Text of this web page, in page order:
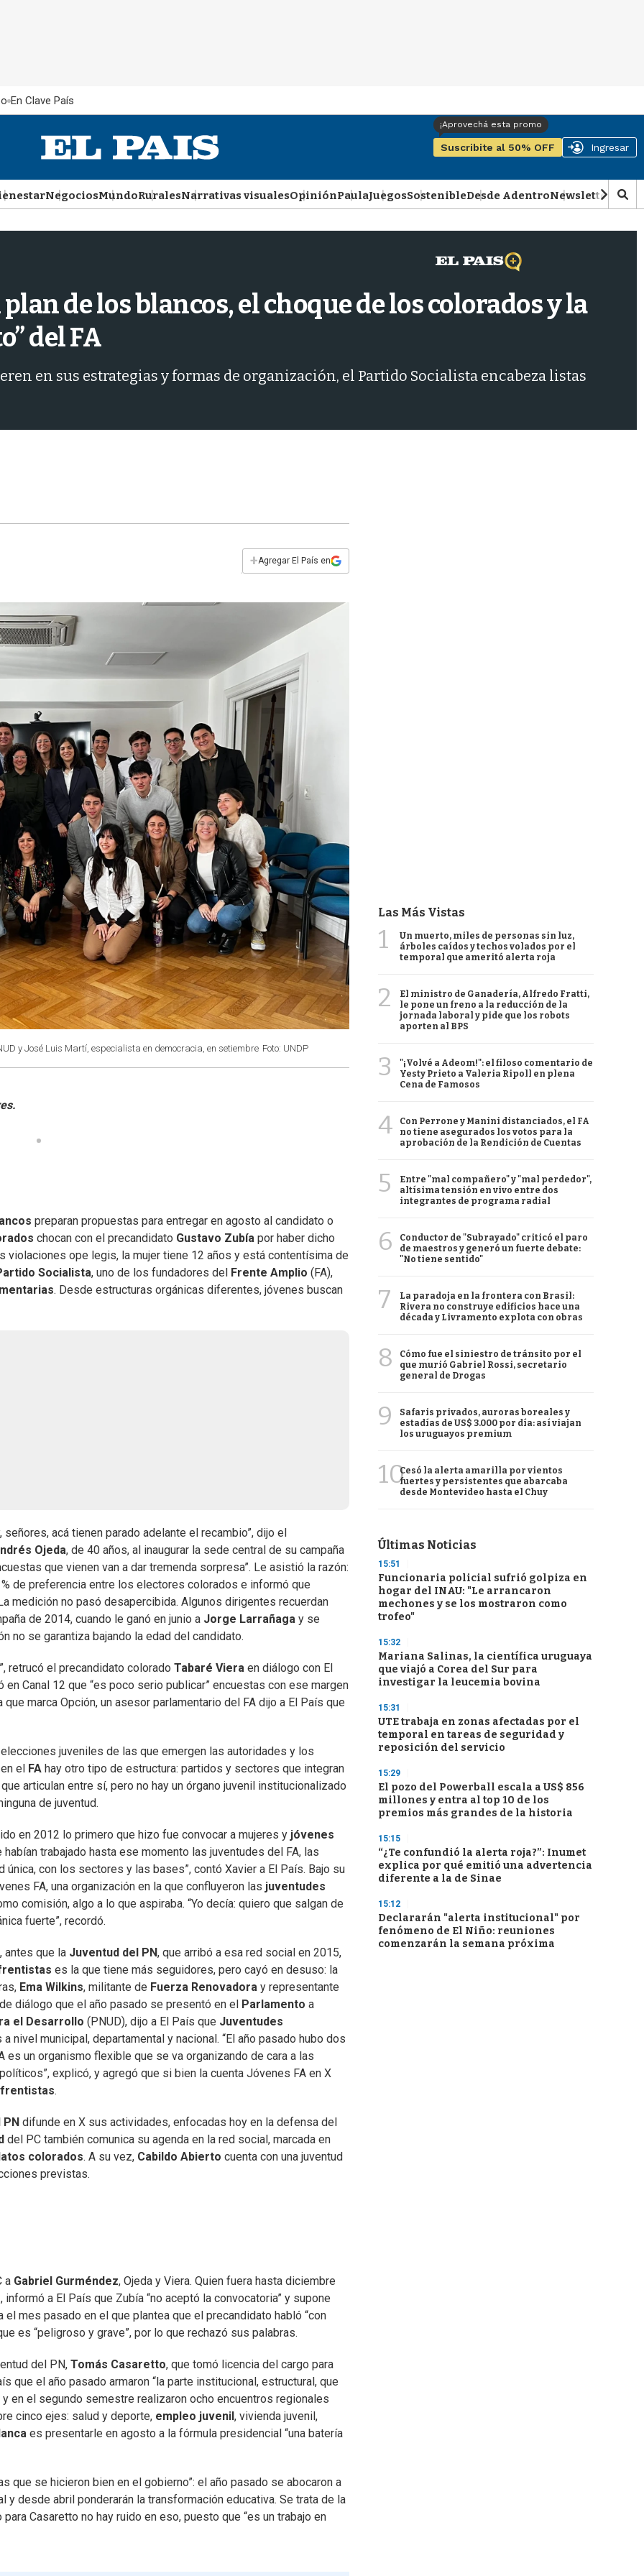
En Clave País
Suscribite al 50% OFF Ingresar
NegociosMundoRuralesNarrativas visualesOpiniónPaulaJuegosSostenibleDesde AdentroNewsletter
M
o
s
de los blancos, el choque de los colorados y la
del FA
en sus estrategias y formas de organización, el Partido Socialista encabeza listas
+Agregar El País en
y José Luis Martí, especialista en democracia, en setiembre Foto: UNDP
preparan propuestas para entregar en agosto al candidato o
chocan con el precandidato Gustavo Zubía por haber dicho
violaciones ope legis, la mujer tiene 12 años y está contentísima de
Socialista, uno de los fundadores del Frente Amplio (FA),
. Desde estructuras orgánicas diferentes, jóvenes buscan
acá tienen parado adelante el recambio”, dijo el
Ojeda, de 40 años, al inaugurar la sede central de su campaña
que vienen van a dar tremenda sorpresa”. Le asistió la razón:
de preferencia entre los electores colorados e informó que
medición no pasó desapercibida. Algunos dirigentes recuerdan
de 2014, cuando le ganó en junio a Jorge Larrañaga y se
no se garantiza bajando la edad del candidato.
retrucó el precandidato colorado Tabaré Viera en diálogo con El
en Canal 12 que “es poco serio publicar” encuestas con ese margen
marca Opción, un asesor parlamentario del FA dijo a El País que
juveniles de las que emergen las autoridades y los
el
FA hay otro tipo de estructura: partidos y sectores que integran
articulan entre sí, pero no hay un órgano juvenil institucionalizado
de juventud.
en 2012 lo primero que hizo fue convocar a mujeres y jóvenes
trabajado hasta ese momento las juventudes del FA, las
con los sectores y las bases”, contó Xavier a El País. Bajo su
FA, una organización en la que confluyeron las juventudes
comisión, algo a lo que aspiraba. “Yo decía: quiero que salgan de
fuerte”, recordó.
antes que la Juventud del PN, que arribó a esa red social en 2015,
es la que tiene más seguidores, pero cayó en desuso: la
Ema Wilkins, militante de Fuerza Renovadora y representante
diálogo que el año pasado se presentó en el
Parlamento a
el Desarrollo (PNUD), dijo a El País que Juventudes
nivel municipal, departamental y nacional. “El año pasado hubo dos
es un organismo flexible que se va organizando de cara a las
explicó, y agregó que si bien la cuenta Jóvenes FA en X
.
difunde en X sus actividades, enfocadas hoy en la defensa del
del PC también comunica su agenda en la red social, marcada en
colorados. A su vez, Cabildo Abierto cuenta con una juventud
previstas.
a Gabriel Gurméndez, Ojeda y Viera. Quien fuera hasta diciembre
, informó a El País que Zubía “no aceptó la convocatoria” y supone
mes pasado en el que plantea que el precandidato habló “con
es “peligroso y grave”, por lo que rechazó sus palabras.
del PN, Tomás Casaretto, que tomó licencia del cargo para
que el año pasado armaron “la parte institucional, estructural, que
en el segundo semestre realizaron ocho encuentros regionales
cinco ejes: salud y deporte, empleo juvenil , vivienda juvenil,
es presentarle en agosto a la fórmula presidencial “una batería
que se hicieron bien en el gobierno”: el año pasado se abocaron a
desde abril ponderarán la transformación educativa. Se trata de la
Casaretto no hay ruido en eso, puesto que “es un trabajo en
Las Más Vistas
1
Un muerto, miles de personas sin luz,
árboles caídos y techos volados por el
temporal que ameritó alerta roja
2
El ministro de Ganadería, Alfredo Fratti,
le pone un freno a la reducción de la
jornada laboral y pide que los robots
aporten al BPS
3
"¡Volvé a Adeom!": el filoso comentario de
Yesty Prieto a Valeria Ripoll en plena
Cena de Famosos
4
Con Perrone y Manini distanciados, el FA
no tiene asegurados los votos para la
aprobación de la Rendición de Cuentas
5
Entre "mal compañero" y "mal perdedor",
altísima tensión en vivo entre dos
integrantes de programa radial
6
Conductor de "Subrayado" criticó el paro
de maestros y generó un fuerte debate:
"No tiene sentido"
7
La paradoja en la frontera con Brasil:
Rivera no construye edificios hace una
década y Livramento explota con obras
8
Cómo fue el siniestro de tránsito por el
que murió Gabriel Rossi, secretario
general de Drogas
9
Safaris privados, auroras boreales y
estadías de US$ 3.000 por día: así viajan
los uruguayos premium
10Cesó la alerta amarilla por vientos
fuertes y persistentes que abarcaba
desde Montevideo hasta el Chuy
Últimas Noticias
15:51
Funcionaria policial sufrió golpiza en
hogar del INAU: "Le arrancaron
mechones y se los mostraron como
trofeo"
15:32
Mariana Salinas, la científica uruguaya
que viajó a Corea del Sur para
investigar la leucemia bovina
15:31
UTE trabaja en zonas afectadas por el
temporal en tareas de seguridad y
reposición del servicio
15:29
El pozo del Powerball escala a US$ 856
millones y entra al top 10 de los
premios más grandes de la historia
15:15
“¿Te confundió la alerta roja?”: Inumet
explica por qué emitió una advertencia
diferente a la de Sinae
15:12
Declararán "alerta institucional" por
fenómeno de El Niño: reuniones
comenzarán la semana próxima